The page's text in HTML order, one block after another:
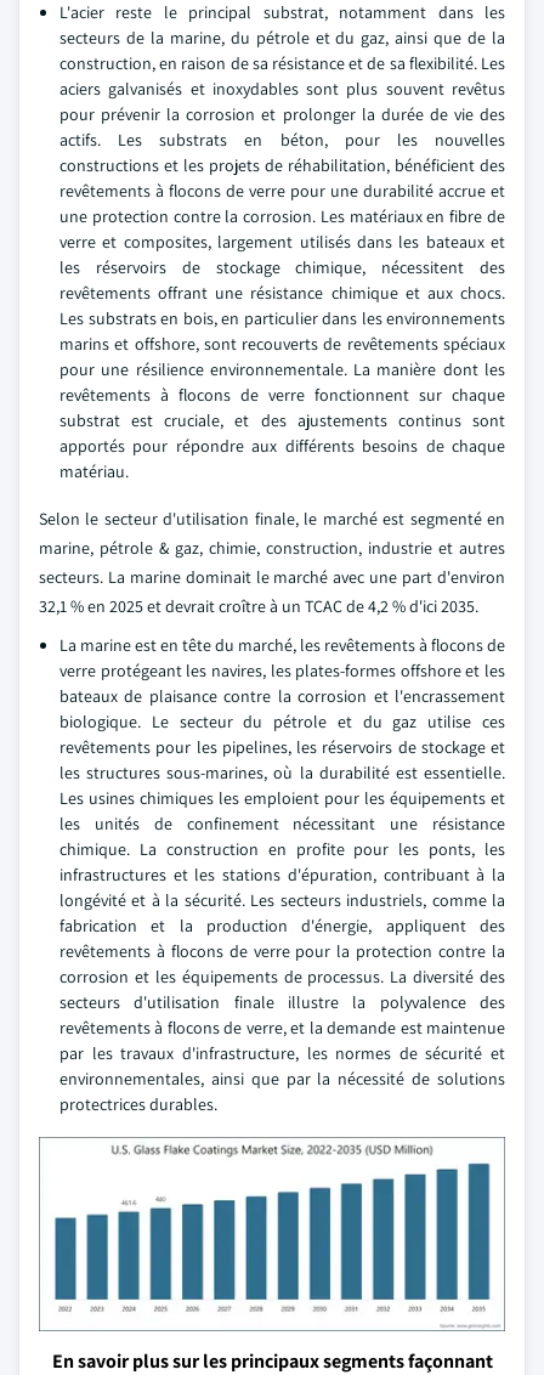
L'acier reste le principal substrat, notamment dans les
secteurs de la marine, du pétrole et du gaz, ainsi que de la
construction, en raison de sa résistance et de sa flexibilité. Les
aciers galvanisés et inoxydables sont plus souvent revêtus
pour prévenir la corrosion et prolonger la durée de vie des
actifs. Les substrats en béton, pour les nouvelles
constructions et les projets de réhabilitation, bénéficient des
revêtements à flocons de verre pour une durabilité accrue et
une protection contre la corrosion. Les matériaux en fibre de
verre et composites, largement utilisés dans les bateaux et
les réservoirs de stockage chimique, nécessitent des
revêtements offrant une résistance chimique et aux chocs.
Les substrats en bois, en particulier dans les environnements
marins et offshore, sont recouverts de revêtements spéciaux
pour une résilience environnementale. La manière dont les
revêtements à flocons de verre fonctionnent sur chaque
substrat est cruciale, et des ajustements continus sont
apportés pour répondre aux différents besoins de chaque
matériau.
Selon le secteur d'utilisation finale, le marché est segmenté en
marine, pétrole & gaz, chimie, construction, industrie et autres
secteurs. La marine dominait le marché avec une part d'environ
32,1 % en 2025 et devrait croître à un TCAC de 4,2 % d'ici 2035.
La marine est en tête du marché, les revêtements à flocons de
verre protégeant les navires, les plates-formes offshore et les
bateaux de plaisance contre la corrosion et l'encrassement
biologique. Le secteur du pétrole et du gaz utilise ces
revêtements pour les pipelines, les réservoirs de stockage et
les structures sous-marines, où la durabilité est essentielle.
Les usines chimiques les emploient pour les équipements et
les unités de confinement nécessitant une résistance
chimique. La construction en profite pour les ponts, les
infrastructures et les stations d'épuration, contribuant à la
longévité et à la sécurité. Les secteurs industriels, comme la
fabrication et la production d'énergie, appliquent des
revêtements à flocons de verre pour la protection contre la
corrosion et les équipements de processus. La diversité des
secteurs d'utilisation finale illustre la polyvalence des
revêtements à flocons de verre, et la demande est maintenue
par les travaux d'infrastructure, les normes de sécurité et
environnementales, ainsi que par la nécessité de solutions
protectrices durables.
En savoir plus sur les principaux segments façonnant